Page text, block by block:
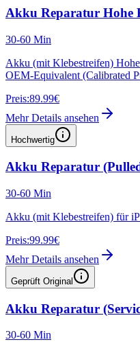
Akku Reparatur Hohe
30-60 Min
Akku (mit Klebestreifen)
OEM-Equivalent (Calibrated
Preis:89.99€
Mehr Details ansehen
Hochwertig
Akku Reparatur
30-60 Min
Akku (mit Klebestreifen) für
Preis:99.99€
Mehr Details ansehen
Geprüft Original
Akku Reparatur
30-60 Min